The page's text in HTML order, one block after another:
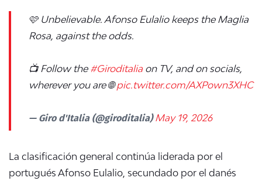
🩷 Unbelievable. Afonso Eulalio keeps the Maglia
Rosa, against the odds.
📺 Follow the #Giroditalia on TV, and on socials,
wherever you are 🌐pic.twitter.com/AXPown3XHC
— Giro d'Italia (@giroditalia)May 19, 2026
La clasificación general continúa liderada por el
portugués Afonso Eulalio, secundado por el danés